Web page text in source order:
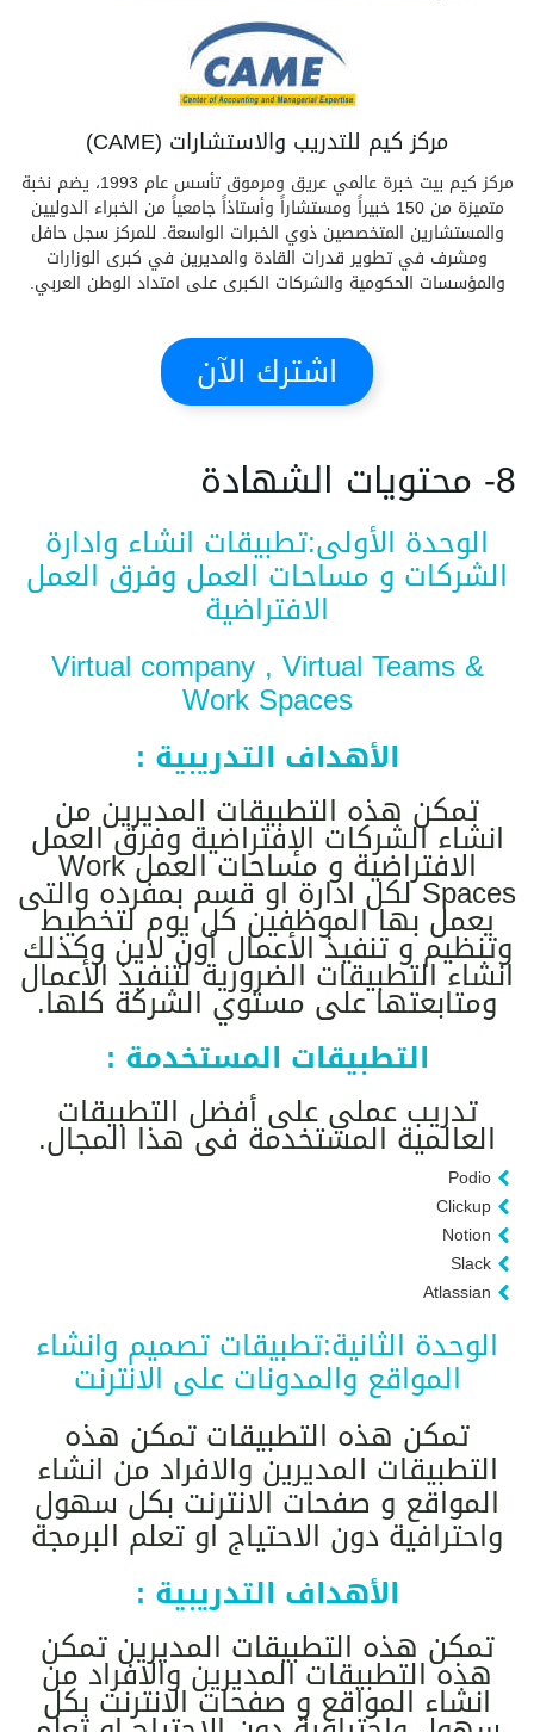
مركز كيم للتدريب والاستشارات (CAME)
مركز كيم بيت خبرة عالمي عريق ومرموق تأسس عام 1993، يضم نخبة
متميزة من 150 خبيراً ومستشاراً وأستاذاً جامعياً من الخبراء الدوليين
والمستشارين المتخصصين ذوي الخبرات الواسعة. للمركز سجل حافل
ومشرف في تطوير قدرات القادة والمديرين في كبرى الوزارات
والمؤسسات الحكومية والشركات الكبرى على امتداد الوطن العربي.
اشترك الآن
8- محتويات الشهادة
الوحدة الأولى:تطبيقات انشاء وادارة
الشركات و مساحات العمل وفرق العمل
الافتراضية
Virtual company , Virtual Teams &
Work Spaces
الأهداف التدريبية :
تمكن هذه التطبيقات المديرين من
انشاء الشركات الإفتراضية وفرق العمل
الافتراضية و مساحات العمل Work
Spaces لكل ادارة او قسم بمفرده والتى
يعمل بها الموظفين كل يوم لتخطيط
وتنظيم و تنفيذ الأعمال أون لاين وكذلك
انشاء التطبيقات الضرورية لتنفيذ الأعمال
ومتابعتها على مستوي الشركة كلها.
التطبيقات المستخدمة :
تدريب عملي على أفضل التطبيقات
العالمية المستخدمة فى هذا المجال.
Podio
Clickup
Notion
Slack
Atlassian
الوحدة الثانية:تطبيقات تصميم وانشاء
المواقع والمدونات على الانترنت
تمكن هذه التطبيقات تمكن هذه
التطبيقات المديرين والافراد من انشاء
المواقع و صفحات الانترنت بكل سهول
واحترافية دون الاحتياج او تعلم البرمجة
الأهداف التدريبية :
تمكن هذه التطبيقات المديرين تمكن
هذه التطبيقات المديرين والافراد من
انشاء المواقع و صفحات الانترنت بكل